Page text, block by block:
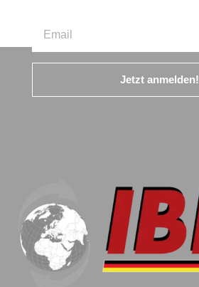
Jetzt anmelden!